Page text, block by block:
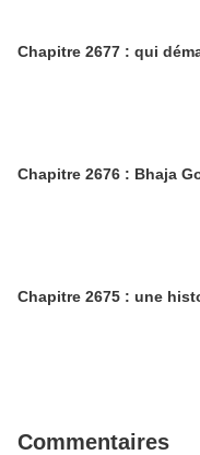
Chapitre 2677 : qui
Chapitre 2676 : Bhaja
Chapitre 2675 : une
Commentaires